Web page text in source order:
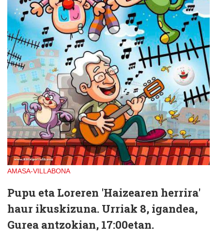
AMASA-VILLABONA
Pupu eta Loreren 'Haizearen herrira'
haur ikuskizuna. Urriak 8, igandea,
Gurea antzokian, 17:00etan.